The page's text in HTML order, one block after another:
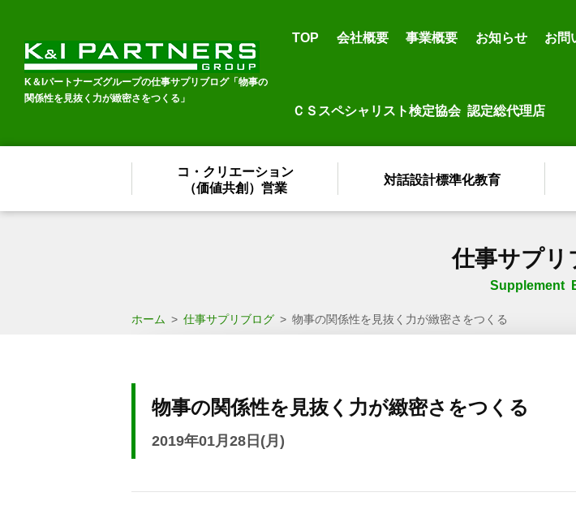
K＆Iパートナーズグループの仕事サプリブログ「物事の
関係性を見抜く力が緻密さをつくる」
TOP 会社概要 事業概要 お知らせ お問
ＣＳスペシャリスト検定協会 認定総代理店
コ・クリエーション
（価値共創）営業
対話設計標準化教育
仕事サプリ
Supplement
ホーム > 仕事サプリブログ > 物事の関係性を見抜く力が緻密さをつくる
物事の関係性を見抜く力が緻密さをつくる
2019年01月28日(月)